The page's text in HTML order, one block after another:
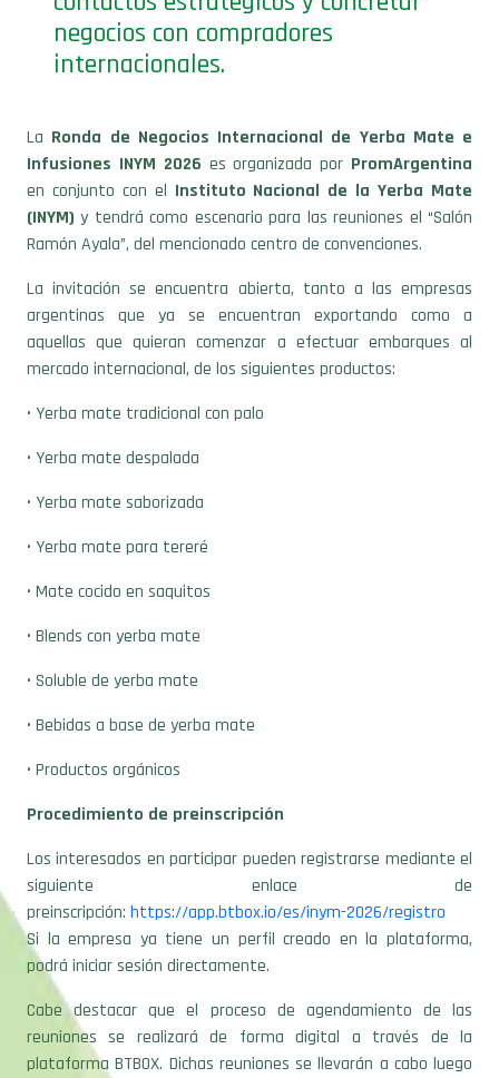
internacionales.
Infusiones INYM 2026es organizada por PromArgentina
en conjunto con elInstituto Nacional de la Yerba Mate
(INYM)y tendrá como escenario para las reuniones el “Salón
Ramón Ayala”, del mencionado centro de convenciones.
La invitación se encuentra abierta, tanto a las empresas
argentinas que ya se encuentran exportando como a
aquellas que quieran comenzar a efectuar embarques al
mercado internacional, de los siguientes productos:
• Yerba mate tradicional con palo
• Yerba mate despalada
• Yerba mate saborizada
• Yerba mate para tereré
• Mate cocido en saquitos
• Blends con yerba mate
• Soluble de yerba mate
• Bebidas a base de yerba mate
• Productos orgánicos
Procedimiento de preinscripción
Los interesados en participar pueden registrarse mediante el
siguiente enlace de
preinscripción:
https://app.btbox.io/es/inym-2026/registro
Si la empresa ya tiene un perfil creado en la plataforma,
podrá iniciar sesión directamente.
Cabe destacar que el proceso de agendamiento de las
reuniones se realizará de forma digital a través de la
plataforma BTBOX. Dichas reuniones se llevarán a cabo luego
de manera presencial en el predio ferial. Las empresas